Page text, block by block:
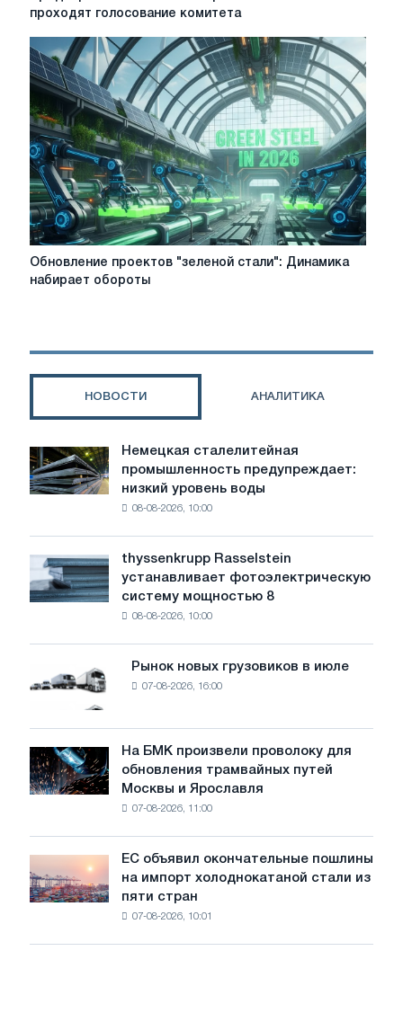
CBAM
проходят
голосование
комитета
проходят голосование комитета
Обновление
проектов
набирает
Обновление проектов "зеленой стали": Динамика
набирает обороты
НОВОСТИ АНАЛИТИКА
Немецкая
сталелитейная
промышленность
предупреждает:
воды
угрожает
Немецкая сталелитейная
промышленность предупреждает:
низкий уровень воды
08-08-2026, 10:00
thyssenkrupp
Rasselstein
устанавливает
фотоэлектрическую
целей
обезуглероживания
thyssenkrupp Rasselstein
устанавливает фотоэлектрическую
систему мощностью 8
08-08-2026, 10:00
Рынок
новых
грузовиков
в
июле
Рынок новых грузовиков в июле
07-08-2026, 16:00
На
БМК
произвели
трамвайных
путей
Ярославля
На БМК произвели проволоку для
обновления трамвайных путей
Москвы и Ярославля
07-08-2026, 11:00
объявил
окончательные
ЕС объявил окончательные пошлины
на импорт холоднокатаной стали из
пяти стран
07-08-2026, 10:01